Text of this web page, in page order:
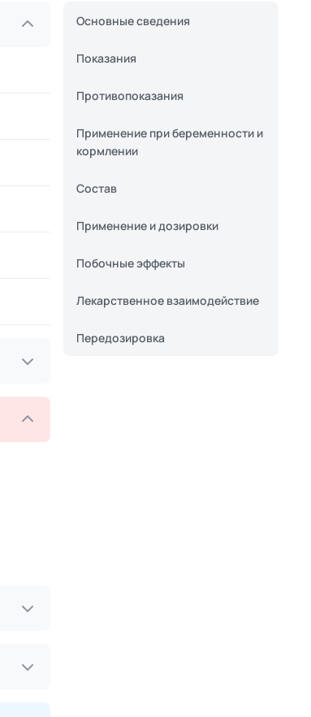
Основные сведения
Показания
Противопоказания
Применение при беременности и
кормлении
Состав
Применение и дозировки
Побочные эффекты
Лекарственное взаимодействие
Передозировка